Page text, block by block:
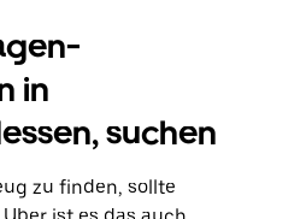
in
suchen
zu finden, sollte